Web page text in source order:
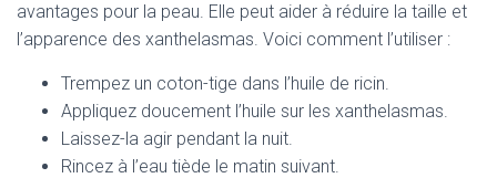
avantages pour la peau. Elle peut aider à réduire la taille et
l’apparence des xanthelasmas. Voici comment l’utiliser :
Trempez un coton-tige dans l’huile de ricin.
Appliquez doucement l’huile sur les xanthelasmas.
Laissez-la agir pendant la nuit.
Rincez à l’eau tiède le matin suivant.